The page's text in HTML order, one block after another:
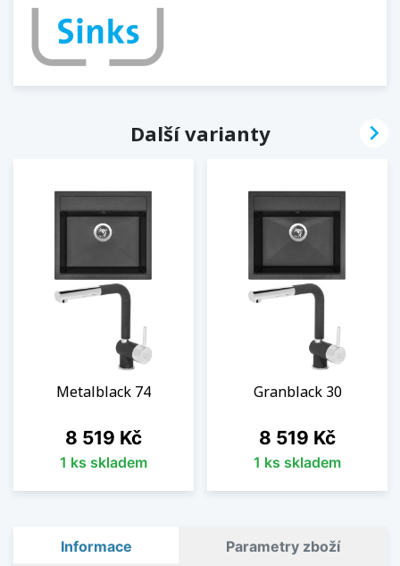
Další varianty
Metalblack 74
Cena
8 519 Kč
1 ks skladem
Granblack 30
Cena
8 519 Kč
1 ks skladem

Informace Parametry zboží